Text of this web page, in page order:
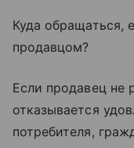
Куда обращаться,
продавцом?
Если продавец не
отказывается
потребителя,